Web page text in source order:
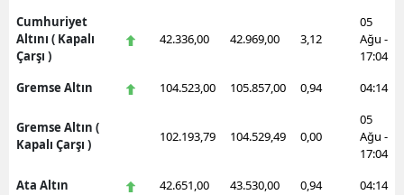
Cumhuriyet
Altını ( Kapalı
Çarşı )
42.336,00 42.969,00 3,12
05
Ağu -
17:04
Gremse Altın
104.523,00 105.857,00 0,94 04:14
Gremse Altın (
Kapalı Çarşı )
102.193,79 104.529,49 0,00
05
Ağu -
17:04
Ata Altın
42.651,00 43.530,00 0,94 04:14